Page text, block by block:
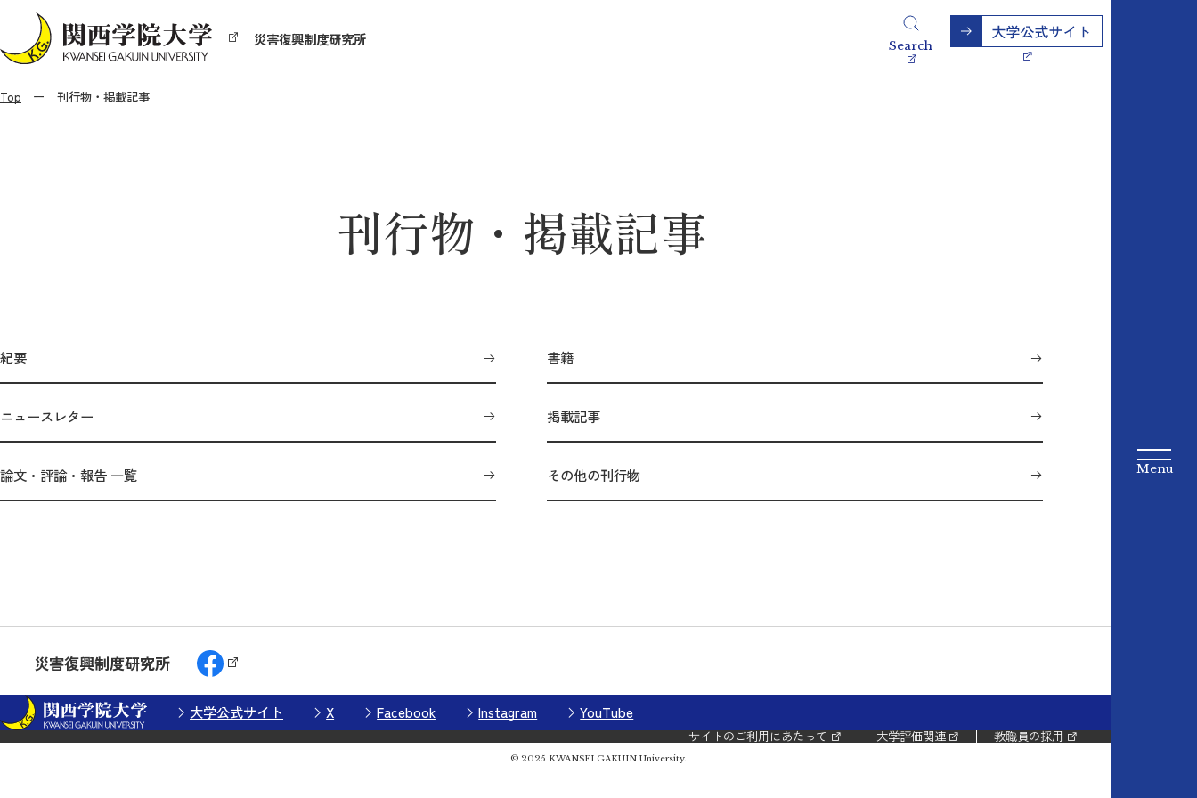
災害復興制度研究所 Search
Top 刊行物・掲載記事
刊行物・掲載記事
紀要 書籍
ニュースレター 掲載記事
論文・評論・報告 一覧 その他の刊行物
災害復興制度研究所
大学公式サイト X Facebook Instagram YouTube
サイトのご利用にあたって 大学評価関連 教職員の採用
© 2025 KWANSEI GAKUIN University.